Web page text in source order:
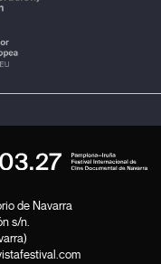
de Navarra
s/n.